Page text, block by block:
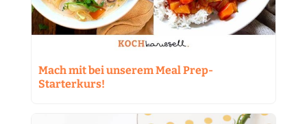
Mach mit bei unserem Meal Prep-
Starterkurs!